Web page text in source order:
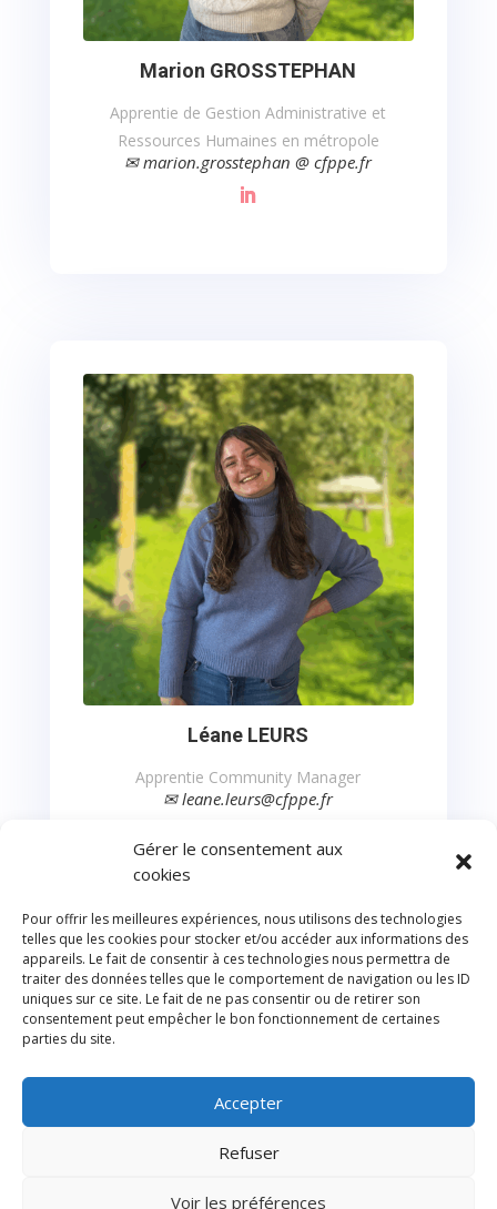
Gérer le consentement aux
cookies
Pour offrir les meilleures expériences, nous utilisons des technologies
telles que les cookies pour stocker et/ou accéder aux informations des
appareils. Le fait de consentir à ces technologies nous permettra de
traiter des données telles que le comportement de navigation ou les ID
uniques sur ce site. Le fait de ne pas consentir ou de retirer son
consentement peut empêcher le bon fonctionnement de certaines
parties du site.
Accepter
Refuser
Voir les préférences
Marion GROSSTEPHAN
Apprentie de Gestion Administrative et
Ressources Humaines en métropole
✉ marion.grosstephan @ cfppe.fr
Léane LEURS
Apprentie Community Manager
✉ leane.leurs@cfppe.fr
© CFPPE 2026 | Tous droits réservés
Règlements intérieurs